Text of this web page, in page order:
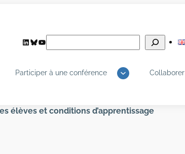
LinkedIn
Bluesky
YouTube
Participer à une conférence Collaborer
élèves et conditions d’apprentissage